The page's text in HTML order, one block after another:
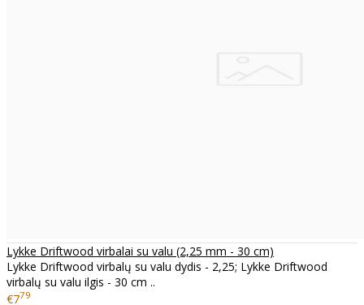
Lykke Driftwood virbalai su valu (2,25 mm - 30 cm)
Lykke Driftwood virbalų su valu dydis - 2,25; Lykke Driftwood
virbalų su valu ilgis - 30 cm ..
€779